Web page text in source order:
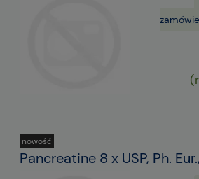
Pancreatine 8 x USP, Ph.
nowość